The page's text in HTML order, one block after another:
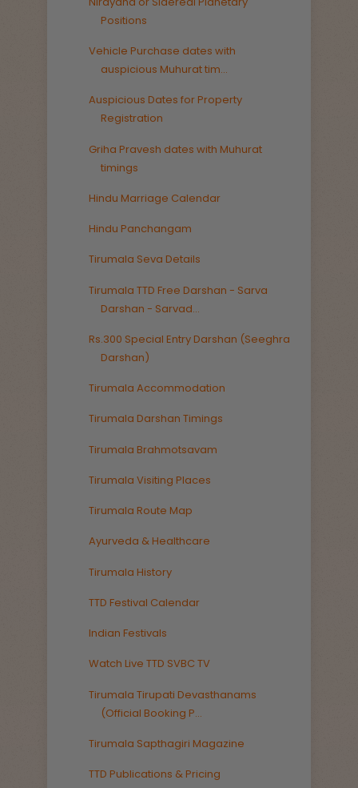
Positions
Vehicle Purchase dates with
auspicious Muhurat tim...
Auspicious Dates for Property
Registration
Griha Pravesh dates with Muhurat
timings
Hindu Marriage Calendar
Hindu Panchangam
Tirumala Seva Details
Tirumala TTD Free Darshan - Sarva
Darshan - Sarvad...
Rs.300 Special Entry Darshan (Seeghra
Darshan)
Tirumala Accommodation
Tirumala Darshan Timings
Tirumala Brahmotsavam
Tirumala Visiting Places
Tirumala Route Map
Ayurveda & Healthcare
Tirumala History
TTD Festival Calendar
Indian Festivals
Watch Live TTD SVBC TV
Tirumala Tirupati Devasthanams
(Official Booking P...
Tirumala Sapthagiri Magazine
TTD Publications & Pricing